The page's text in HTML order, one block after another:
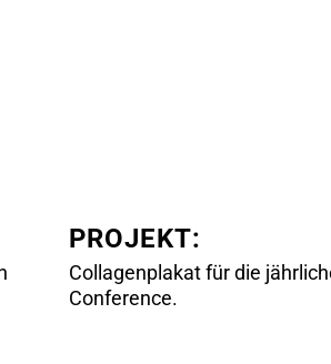
PROJEKT:
Collagenplakat für die
Conference.